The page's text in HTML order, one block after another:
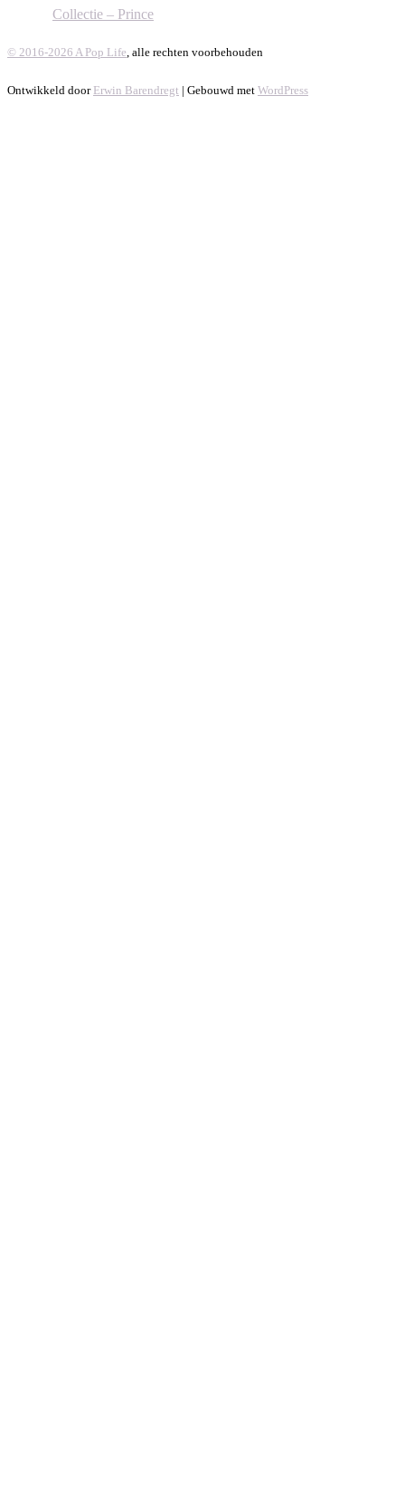
Collectie – Prince
© 2016-2026 A Pop Life , alle rechten voorbehouden
Ontwikkeld door Erwin Barendregt | Gebouwd met WordPress